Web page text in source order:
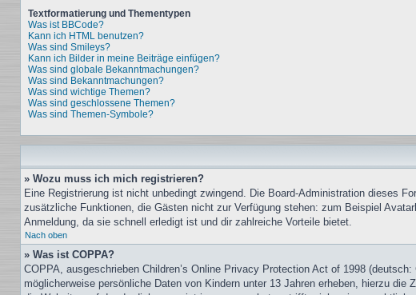
Textformatierung und Thementypen
Was ist BBCode?
Kann ich HTML benutzen?
Was sind Smileys?
Kann ich Bilder in meine Beiträge einfügen?
Was sind globale Bekanntmachungen?
Was sind Bekanntmachungen?
Was sind wichtige Themen?
Was sind geschlossene Themen?
Was sind Themen-Symbole?
» Wozu muss ich mich registrieren?
Eine Registrierung ist nicht unbedingt zwingend. Die Board-Administration dieses
zusätzliche Funktionen, die Gästen nicht zur Verfügung stehen: zum Beispiel
Anmeldung, da sie schnell erledigt ist und dir zahlreiche Vorteile bietet.
Nach oben
» Was ist COPPA?
COPPA, ausgeschrieben Children’s Online Privacy Protection Act of 1998
möglicherweise persönliche Daten von Kindern unter 13 Jahren erheben, hierzu